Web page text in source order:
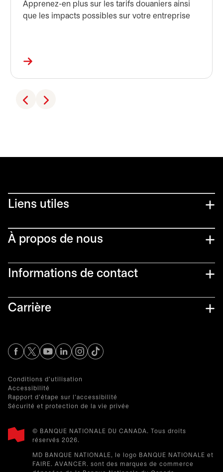
Apprenez-en plus sur les tarifs douaniers ainsi
que les impacts possibles sur votre entreprise
Liens utiles​
À propos de nous
Informations de contact​
Carrière
s’ouvre dans un nouvel onglet
s’ouvre dans un nouvel onglet
s’ouvre dans un nouvel onglet
s’ouvre dans un nouvel onglet
s’ouvre dans un nouvel onglet
Conditions d'utilisation
Accessibilité
Rapport d'étape sur l'accessibilité
Sécurité et protection de la vie privée
© BANQUE NATIONALE DU CANADA. Tous droits
réservés 2026.​
MD BANQUE NATIONALE, le logo BANQUE NATIONALE et
FAIRE. AVANCER. sont des marques de commerce